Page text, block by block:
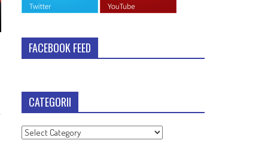
FACEBOOK FEED
CATEGORII
Categorii